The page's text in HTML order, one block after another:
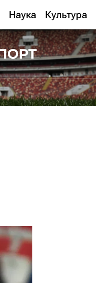
Наука Культура